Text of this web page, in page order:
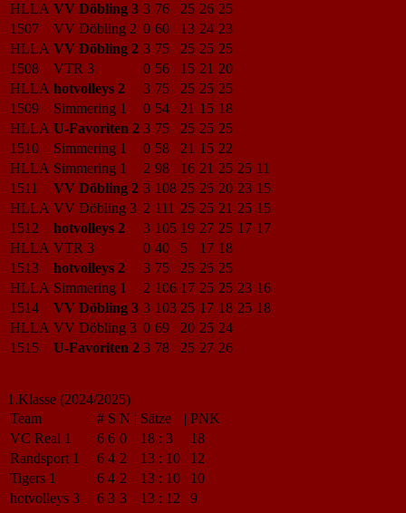
HLLA VV Döbling 3 3 76 25 26 25
1507
VV Döbling 2 0 60 13 24 23
HLLA VV Döbling 2 3 75 25 25 25
1508
VTR 3 0 56 15 21 20
HLLA hotvolleys 2 3 75 25 25 25
1509
Simmering 1 0 54 21 15 18
HLLA U-Favoriten 2 3 75 25 25 25
1510
Simmering 1 0 58 21 15 22
HLLA Simmering 1 2 98 16 21 25 25 11
1511
VV Döbling 2 3 108 25 25 20 23 15
HLLA VV Döbling 3 2 111 25 25 21 25 15
1512
hotvolleys 2 3 105 19 27 25 17 17
HLLA VTR 3 0 40 5 17 18
1513
hotvolleys 2 3 75 25 25 25
HLLA Simmering 1 2 106 17 25 25 23 16
1514
VV Döbling 3 3 103 25 17 18 25 18
HLLA VV Döbling 3 0 69 20 25 24
1515
U-Favoriten 2 3 78 25 27 26
1.Klasse (2024/2025)
Team
# S N | Sätze | PNK
VC Real 1
6 6 0 18 : 3
18
Randsport 1
6 4 2 13 : 10
12
Tigers 1
6 4 2 13 : 10
10
hotvolleys 3
6 3 3 13 : 12
9